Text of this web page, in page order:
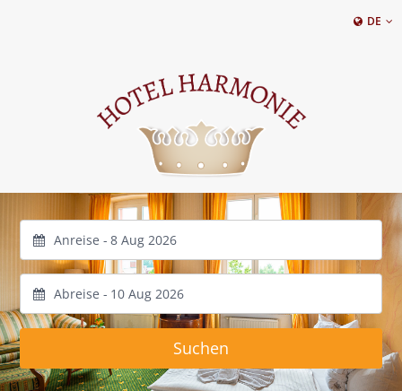
DE
Anreise -
Abreise -